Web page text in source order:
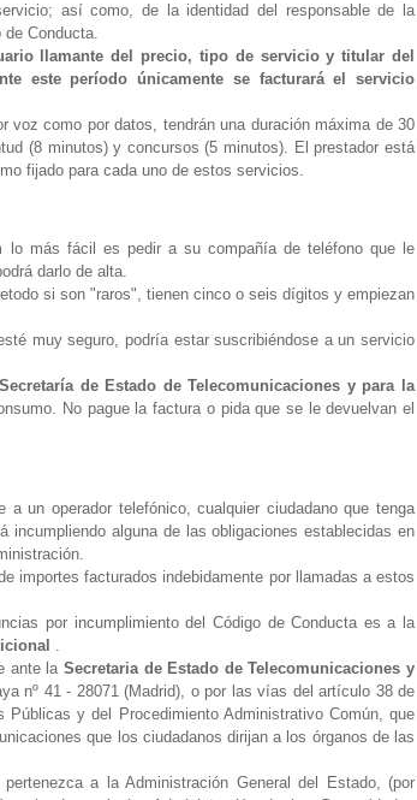
así como, de la identidad del responsable de la
Conducta.
llamante del precio, tipo de servicio y titular del
este período únicamente se facturará el servicio
como por datos, tendrán una duración máxima de 30
(8 minutos) y concursos (5 minutos). El prestador está
fijado para cada uno de estos servicios.
más fácil es pedir a su compañía de teléfono que le
darlo de alta.
si son "raros", tienen cinco o seis dígitos y empiezan
muy seguro, podría estar suscribiéndose a un servicio
Secretaría de Estado de Telecomunicaciones y para la
No pague la factura o pida que se le devuelvan el
un operador telefónico, cualquier ciudadano que tenga
alguna de las obligaciones establecidas en
importes facturados indebidamente por llamadas a estos
por incumplimiento del Código de Conducta es a la
.
ante la Secretaria de Estado de Telecomunicaciones y
nº 41 - 28071 (Madrid), o por las vías del artículo 38 de
y del Procedimiento Administrativo Común, que
que los ciudadanos dirijan a los órganos de las
a la Administración General del Estado, (por